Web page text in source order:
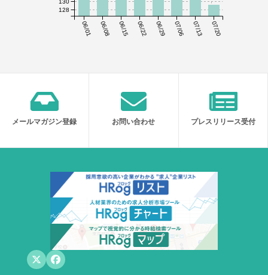
06/01 06/08 06/15 06/22 06/29 07/06 07/13 07/20
128
メールマガジン登録 お問い合わせ プレスリリース受付